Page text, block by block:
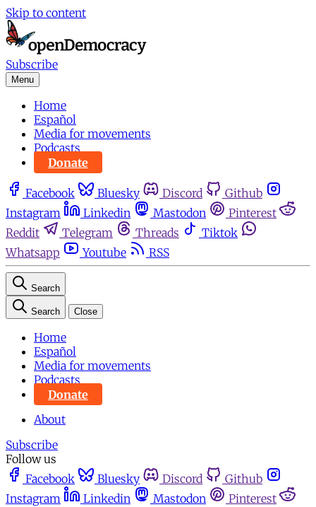
Skip to content
Subscribe
Menu
Home
Español
Media for movements
Podcasts
Donate
Facebook Bluesky Discord
Github
Instagram
Linkedin Mastodon
Pinterest
Reddit
Telegram Threads
Tiktok
Whatsapp
Youtube RSS
Search
Search Close
Home
Español
Media for movements
Podcasts
Donate
About
Subscribe
Follow us
Facebook
Bluesky Discord
Github
Instagram
Linkedin Mastodon
Pinterest